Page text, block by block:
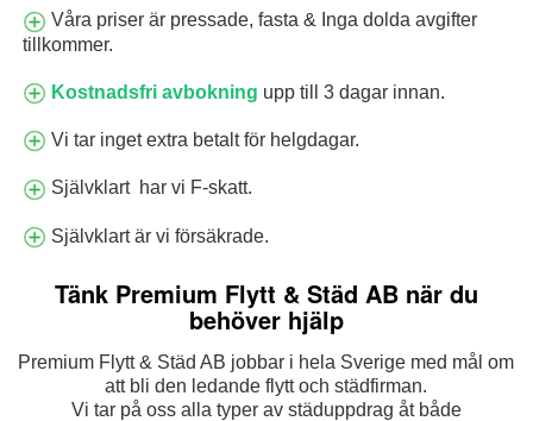
Våra priser är pressade, fasta & Inga dolda avgifter
tillkommer.
Kostnadsfri avbokning upp till 3 dagar innan.
Vi tar inget extra betalt för helgdagar.
Självklart har vi F-skatt.
Självklart är vi försäkrade.
Tänk Premium Flytt & Städ AB när du
behöver hjälp
Premium Flytt & Städ AB jobbar i hela Sverige med mål om
att bli den ledande flytt och städfirman.
Vi tar på oss alla typer av städuppdrag åt både